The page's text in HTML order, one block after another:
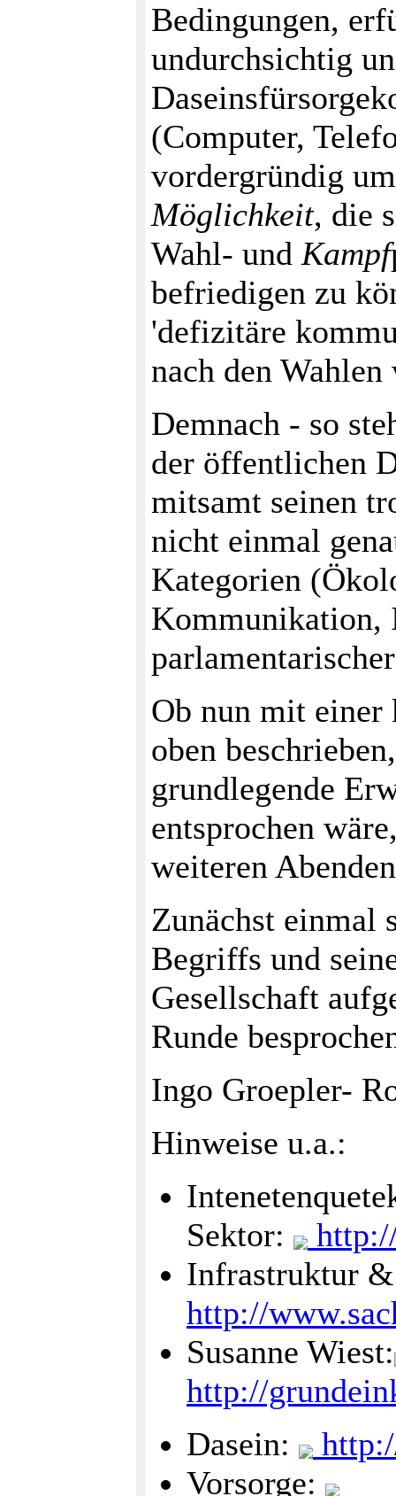
Bedingungen,
undurchsichtig
(Computer,
vordergründig
Möglichkeit, die
Wahl- und Kampf
befriedigen zu
'defizitäre
nach den
Demnach - so
der öffentlichen
mitsamt seinen
nicht einmal
Kategorien
Kommunikation,
Ob nun mit
oben
grundlegende
entsprochen
weiteren
Zunächst einmal
Begriffs und
Gesellschaft
Runde
Ingo Groepler-
Hinweise u.a.:
Sektor:
Infrastruktur
http://
Susanne Wiest:
http://
Dasein:
Vorsorge: